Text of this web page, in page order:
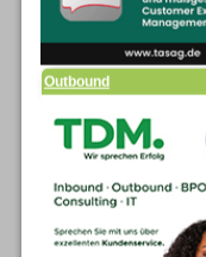
Outbound